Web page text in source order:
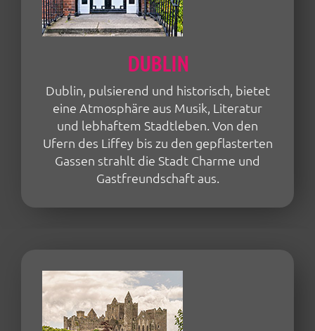
DUBLIN
Dublin, pulsierend und historisch, bietet
eine Atmosphäre aus Musik, Literatur
und lebhaftem Stadtleben. Von den
Ufern des Liffey bis zu den gepflasterten
Gassen strahlt die Stadt Charme und
Gastfreundschaft aus.